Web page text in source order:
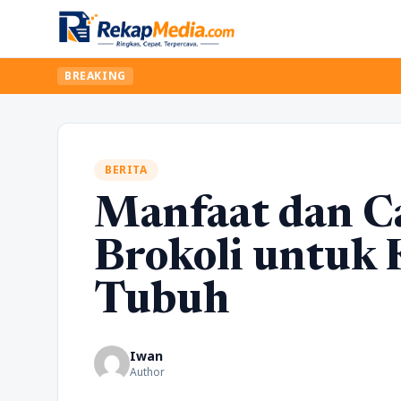
BREAKING
BERITA
Manfaat dan
Brokoli untuk
Tubuh
Iwan
Author